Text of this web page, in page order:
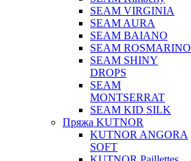
SEAM VIRGINIA
SEAM AURA
SEAM BAIANO
SEAM ROSMARINO
SEAM SHINY
DROPS
SEAM
MONTSERRAT
SEAM KID SILK
Пряжа KUTNOR
KUTNOR ANGORA
SOFT